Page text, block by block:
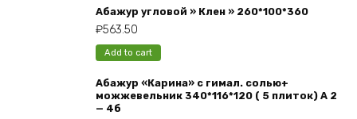
Абажур угловой » Клен » 260*100*360
₽563.50
Add to cart
Абажур «Карина» с гимал. солью+
можжевельник 340*116*120 ( 5 плиток) А 2
— 4б